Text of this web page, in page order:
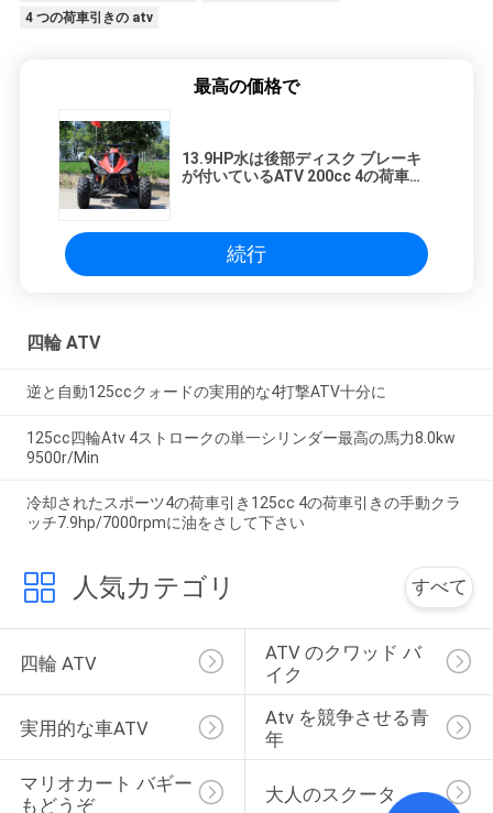
4 つの荷車引きの atv
最高の価格で
13.9HP水は後部ディスク ブレーキ
が付いているATV 200cc 4の荷車引
続行
四輪 ATV
逆と自動125ccクォードの実用的な4打撃ATV十分に
125cc四輪Atv 4ストロークの単一シリンダー最高の馬力8.0kw
9500r/Min
冷却されたスポーツ4の荷車引き125cc 4の荷車引きの手動クラ
ッチ7.9hp/7000rpmに油をさして下さい
人気カテゴリ すべて
四輪 ATV
ATV のクワッド バ
イク
実用的な車ATV
Atv を競争させる青
年
マリオカート バギー
もどうぞ
大人のスクータ